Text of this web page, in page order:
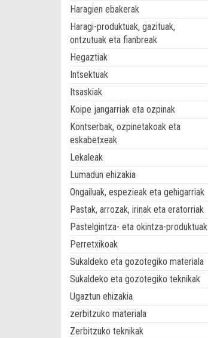
Haragien ebakerak
Haragi-produktuak, gazituak,
ontzutuak eta fianbreak
Hegaztiak
Intsektuak
Itsaskiak
Koipe jangarriak eta ozpinak
Kontserbak, ozpinetakoak eta
eskabetxeak
Lekaleak
Lumadun ehizakia
Ongailuak, espezieak eta gehigarriak
Pastak, arrozak, irinak eta eratorriak
Pastelgintza- eta okintza-produktuak
Perretxikoak
Sukaldeko eta gozotegiko materiala
Sukaldeko eta gozotegiko teknikak
Ugaztun ehizakia
zerbitzuko materiala
Zerbitzuko teknikak